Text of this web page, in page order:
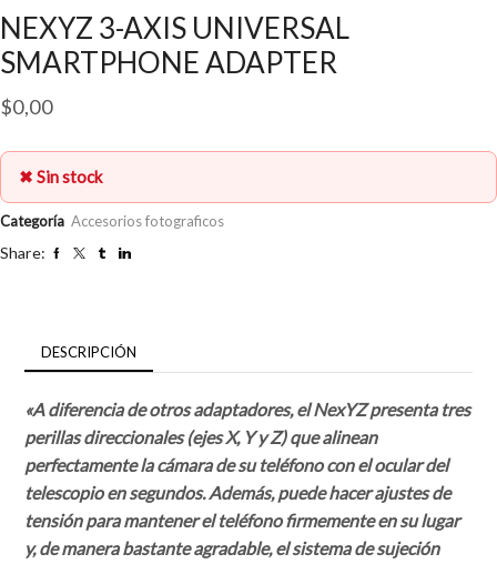
NEXYZ 3-AXIS UNIVERSAL
SMARTPHONE ADAPTER
$0,00
✖ Sin stock
Categoría Accesorios fotograficos
Share:
DESCRIPCIÓN
«A diferencia de otros adaptadores, el NexYZ presenta tres
perillas direccionales (ejes X, Y y Z) que alinean
perfectamente la cámara de su teléfono con el ocular del
telescopio en segundos. Además, puede hacer ajustes de
tensión para mantener el teléfono firmemente en su lugar
y, de manera bastante agradable, el sistema de sujeción